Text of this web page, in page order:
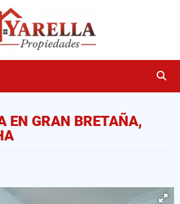
EN GRAN BRETAÑA,